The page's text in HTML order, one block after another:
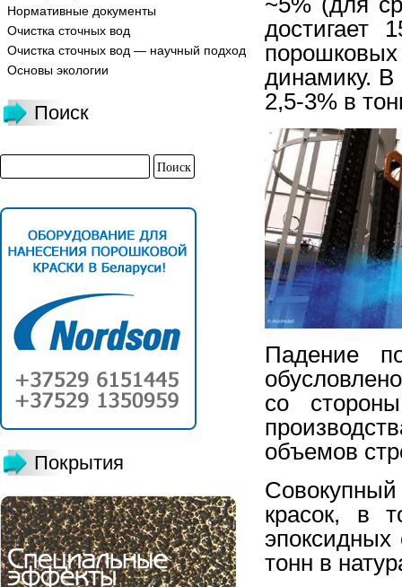
Нормативные документы
Очистка сточных вод
Очистка сточных вод — научный подход
Основы экологии
Поиск
Покрытия
достигает
динамику. В
2,5-3% в
Падение
со
объемов
красок, в
эпоксидных
тонн в